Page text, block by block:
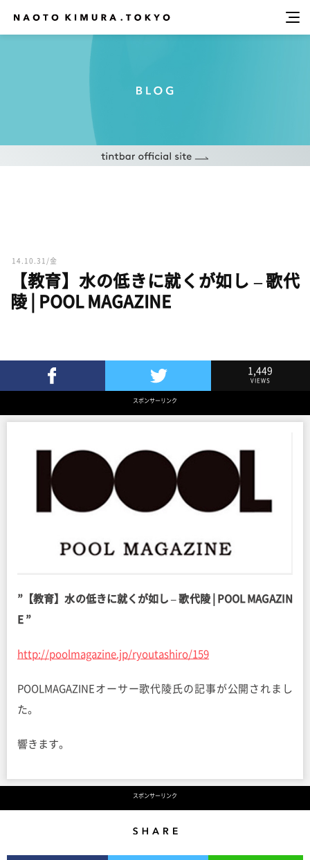
14.10.31/金
【教育】水の低きに就くが如し – 歌代
陵 | POOL MAGAZINE
Twitterでツイート
1,449
VIEWS
スポンサーリンク
”【教育】水の低きに就くが如し – 歌代陵 | POOL MAGAZIN
E ”
http://poolmagazine.jp/ryoutashiro/159
POOLMAGAZINEオーサー歌代陵氏の記事が公開されまし
た。
響きます。
スポンサーリンク